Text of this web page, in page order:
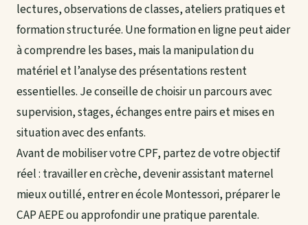
lectures, observations de classes, ateliers pratiques et
formation structurée. Une formation en ligne peut aider
à comprendre les bases, mais la manipulation du
matériel et l’analyse des présentations restent
essentielles. Je conseille de choisir un parcours avec
supervision, stages, échanges entre pairs et mises en
situation avec des enfants.
Avant de mobiliser votre CPF, partez de votre objectif
réel : travailler en crèche, devenir assistant maternel
mieux outillé, entrer en école Montessori, préparer le
CAP AEPE ou approfondir une pratique parentale.